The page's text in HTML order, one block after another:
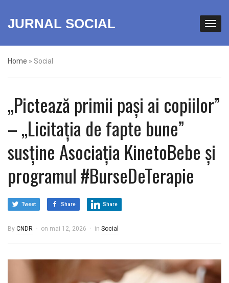
JURNAL SOCIAL
Home » Social
„Pictează primii pași ai copiilor”
– „Licitația de fapte bune”
susține Asociația KinetoBebe și
programul #BurseDeTerapie
Tweet Share Share
By CNDR on mai 12, 2026 in Social